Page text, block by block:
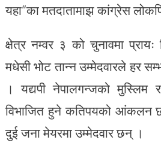
यहा“का मतदातामाझ कांग्रेस
क्षेत्र नम्वर ३ को चुनावमा
मधेसी भोट तान्न उम्मेदवारले हर
। यद्यपी नेपालगन्जको
विभाजित हुने कतिपयको आंकलन
दुई जना मेयरमा उम्मेदवार छन् ।